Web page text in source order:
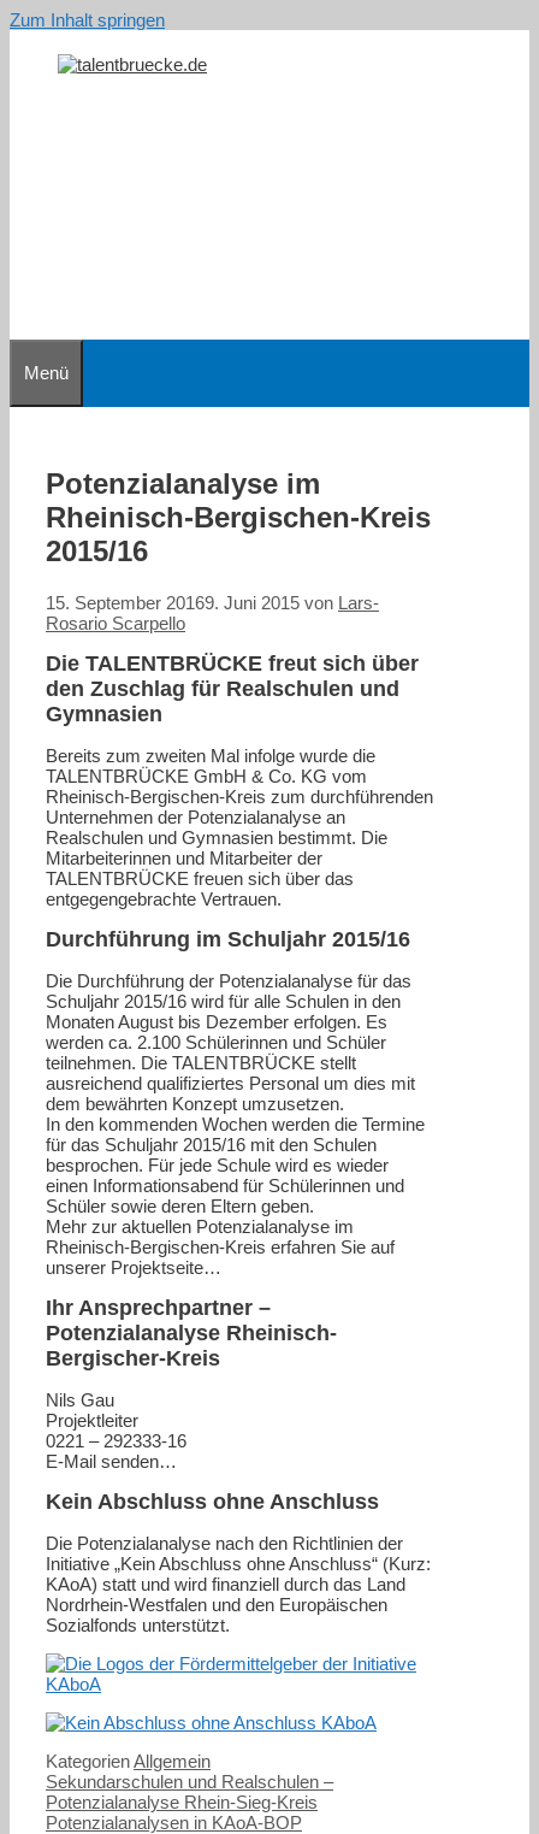
Zum Inhalt springen
Menü
Potenzialanalyse im
Rheinisch-Bergischen-Kreis
2015/16
15. September 20169. Juni 2015 von Lars-
Rosario Scarpello
Die TALENTBRÜCKE freut sich über
den Zuschlag für Realschulen und
Gymnasien
Bereits zum zweiten Mal infolge wurde die
TALENTBRÜCKE GmbH & Co. KG vom
Rheinisch-Bergischen-Kreis zum durchführenden
Unternehmen der Potenzialanalyse an
Realschulen und Gymnasien bestimmt. Die
Mitarbeiterinnen und Mitarbeiter der
TALENTBRÜCKE freuen sich über das
entgegengebrachte Vertrauen.
Durchführung im Schuljahr 2015/16
Die Durchführung der Potenzialanalyse für das
Schuljahr 2015/16 wird für alle Schulen in den
Monaten August bis Dezember erfolgen. Es
werden ca. 2.100 Schülerinnen und Schüler
teilnehmen. Die TALENTBRÜCKE stellt
ausreichend qualifiziertes Personal um dies mit
dem bewährten Konzept umzusetzen.
In den kommenden Wochen werden die Termine
für das Schuljahr 2015/16 mit den Schulen
besprochen. Für jede Schule wird es wieder
einen Informationsabend für Schülerinnen und
Schüler sowie deren Eltern geben.
Mehr zur aktuellen Potenzialanalyse im
Rheinisch-Bergischen-Kreis erfahren Sie auf
unserer Projektseite…
Ihr Ansprechpartner –
Potenzialanalyse Rheinisch-
Bergischer-Kreis
Nils Gau
Projektleiter
0221 – 292333-16
E-Mail senden…
Kein Abschluss ohne Anschluss
Die Potenzialanalyse nach den Richtlinien der
Initiative „Kein Abschluss ohne Anschluss“ (Kurz:
KAoA) statt und wird finanziell durch das Land
Nordrhein-Westfalen und den Europäischen
Sozialfonds unterstützt.
KategorienAllgemein
Sekundarschulen und Realschulen –
Potenzialanalyse Rhein-Sieg-Kreis
Potenzialanalysen in KAoA-BOP